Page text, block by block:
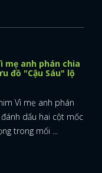
mẹ anh phán chia
đồ "Cậu Sáu" lộ
Vì mẹ anh phán
dấu hai cột mốc
trong mối ...